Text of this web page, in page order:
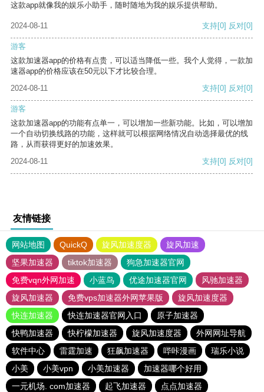
这款app就像我的娱乐小助手，随时随地为我的娱乐提供帮助。
2024-08-11 支持[0] 反对[0]
游客
这款加速器app的价格有点贵，可以适当降低一些。我个人觉得，一款加
速器app的价格应该在50元以下才比较合理。
2024-08-11
支持[0] 反对[0]
游客
这款加速器app的功能有点单一，可以增加一些新功能。比如，可以增加
一个自动切换线路的功能，这样就可以根据网络情况自动选择最优的线
路，从而获得更好的加速效果。
2024-08-11
支持[0] 反对[0]
友情链接
网站地图 QuickQ 旋风加速度器
旋风加速
坚果加速器
tiktok加速器
狗急加速器官网
免费vqn外网加速
小蓝鸟 优途加速器官网
风驰加速器
旋风加速器
免费vps加速器外网苹果版
旋风加速度器
快连加速器
快连加速器官网入口
原子加速器
快鸭加速器
快柠檬加速器 旋风加速度器
外网网址导航
软件中心
雷霆加速 狂飙加速器 哔咔漫画
瑞乐小说
小美
小美vpn 小美加速器
加速器哪个好用
一元机场. com加速器
起飞加速器
点点加速器